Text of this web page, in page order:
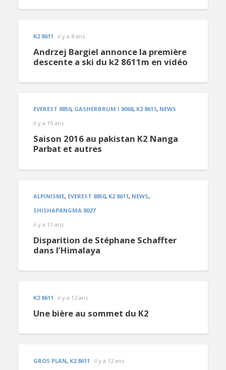
K2 8611 il y a 8 ans
Andrzej Bargiel annonce la première
descente a ski du k2 8611m en vidéo
EVEREST 8850, GASHERBRUM I 8068, K2 8611, NEWS
il y a 10 ans
Saison 2016 au pakistan K2 Nanga
Parbat et autres
ALPINISME, EVEREST 8850, K2 8611, NEWS,
SHISHAPANGMA 8027
il y a 11 ans
Disparition de Stéphane Schaffter
dans l’Himalaya
K2 8611 il y a 12 ans
Une bière au sommet du K2
GROS PLAN, K2 8611 il y a 12 ans